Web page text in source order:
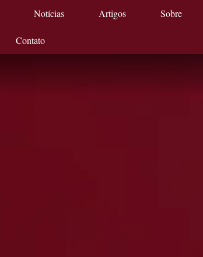
Notícias Artigos Sobre
Contato